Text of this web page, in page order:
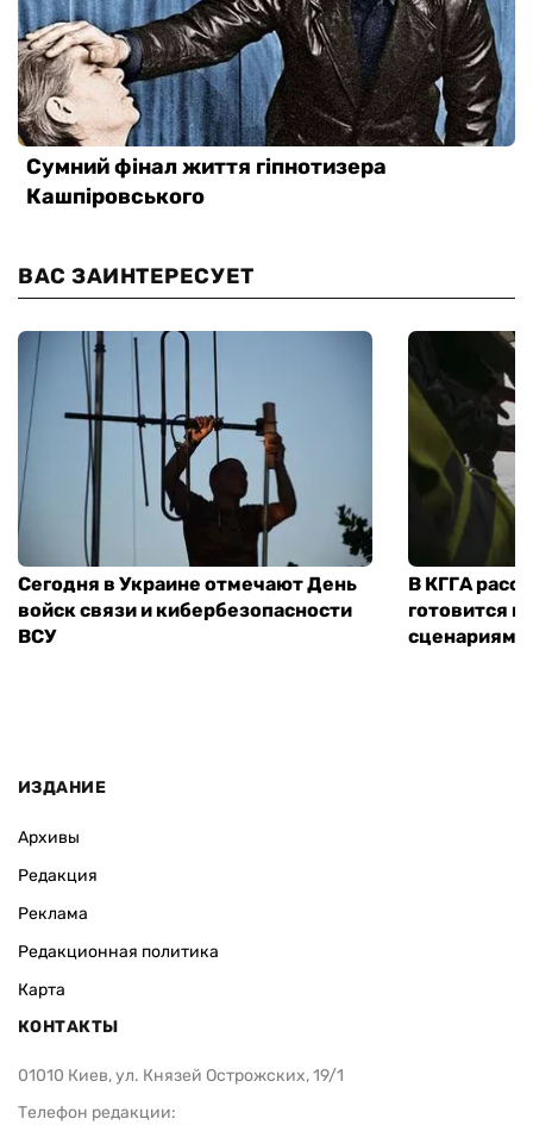
ВАС ЗАИНТЕРЕСУЕТ
Сегодня в Украине отмечают День
войск связи и кибербезопасности
ВСУ
В КГГА
готовится
сценариям
ИЗДАНИЕ
Архивы
Редакция
Реклама
Редакционная политика
Карта
КОНТАКТЫ
01010 Киев, ул. Князей Острожских, 19/1
Телефон редакции: